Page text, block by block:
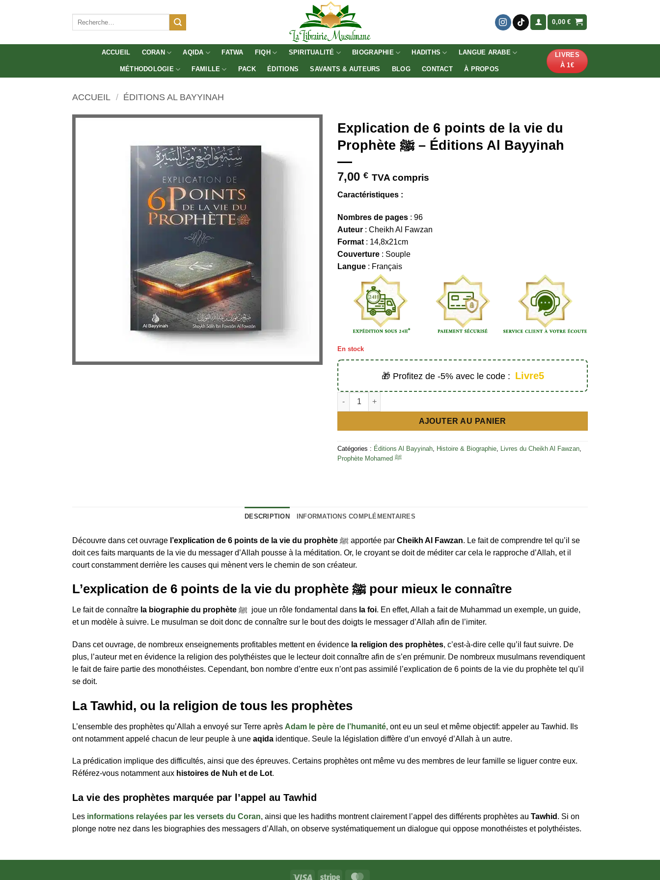
0,00€
ACCUEIL CORAN AQIDA FATWA FIQH SPIRITUALITÉ BIOGRAPHIE HADITHS LANGUE ARABE
MÉTHODOLOGIE FAMILLE PACK ÉDITIONS SAVANTS & AUTEURS BLOG CONTACT À PROPOS
LIVRES
À 1€
ACCUEIL / ÉDITIONS AL BAYYINAH
Explication de 6 points de la vie du
Prophète ﷺ – Éditions Al Bayyinah
7,00 € TVA compris
Caractéristiques :
Nombres de pages : 96
Auteur : Cheikh Al Fawzan
Format : 14,8x21cm
Couverture : Souple
Langue : Français
En stock
🎁 Profitez de -5% avec le code : Livre5
AJOUTER AU PANIER
Catégories : Éditions Al Bayyinah Histoire & Biographie Livres du Cheikh Al Fawzan
Prophète Mohamed ﷺ
DESCRIPTION INFORMATIONS COMPLÉMENTAIRES
Découvre dans cet ouvrage l’explication de 6 points de la vie du prophète ﷺ apportée par Cheikh Al Fawzan. Le fait de comprendre tel qu’il se
doit ces faits marquants de la vie du messager d’Allah pousse à la méditation. Or, le croyant se doit de méditer car cela le rapproche d’Allah, et il
court constamment derrière les causes qui mènent vers le chemin de son créateur.
L’explication de 6 points de la vie du prophète ﷺ pour mieux le connaître
Le fait de connaître la biographie du prophète ﷺ joue un rôle fondamental dans la foi. En effet, Allah a fait de Muhammad un exemple, un guide,
et un modèle à suivre. Le musulman se doit donc de connaître sur le bout des doigts le messager d’Allah afin de l’imiter.
Dans cet ouvrage, de nombreux enseignements profitables mettent en évidence la religion des prophètes, c’est-à-dire celle qu’il faut suivre. De
plus, l’auteur met en évidence la religion des polythéistes que le lecteur doit connaître afin de s’en prémunir. De nombreux musulmans revendiquent
le fait de faire partie des monothéistes. Cependant, bon nombre d’entre eux n’ont pas assimilé l’explication de 6 points de la vie du prophète tel qu’il
se doit.
La Tawhid, ou la religion de tous les prophètes
L’ensemble des prophètes qu’Allah a envoyé sur Terre après Adam le père de l’humanité, ont eu un seul et même objectif: appeler au Tawhid. Ils
ont notamment appelé chacun de leur peuple à une aqida identique. Seule la législation diffère d’un envoyé d’Allah à un autre.
La prédication implique des difficultés, ainsi que des épreuves. Certains prophètes ont même vu des membres de leur famille se liguer contre eux.
Référez-vous notamment aux histoires de Nuh et de Lot.
La vie des prophètes marquée par l’appel au Tawhid
Les informations relayées par les versets du Coran, ainsi que les hadiths montrent clairement l’appel des différents prophètes au Tawhid . Si on
plonge notre nez dans les biographies des messagers d’Allah, on observe systématiquement un dialogue qui oppose monothéistes et polythéistes.
Visa Stripe